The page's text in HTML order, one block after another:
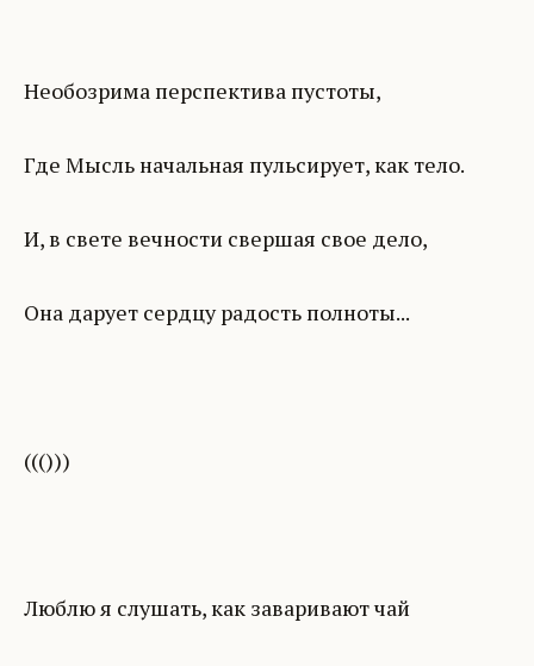
Необозрима перспектива пустоты,
Где Мысль начальная пульсирует, как тело.
И, в свете вечности свершая свое дело,
Она дарует сердцу радость полноты...
((()))
Люблю я слушать, как заваривают чай